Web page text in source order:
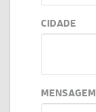
CIDADE
MENSAGEM